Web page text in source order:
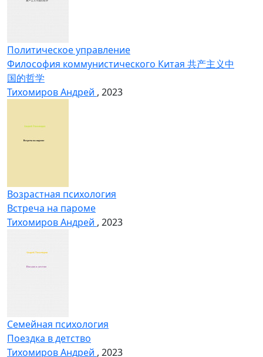
Политическое управление
Философия коммунистического Китая 共产主义中
国的哲学
Тихомиров Андрей , 2023
Возрастная психология
Встреча на пароме
Тихомиров Андрей , 2023
Семейная психология
Поездка в детство
Тихомиров Андрей , 2023